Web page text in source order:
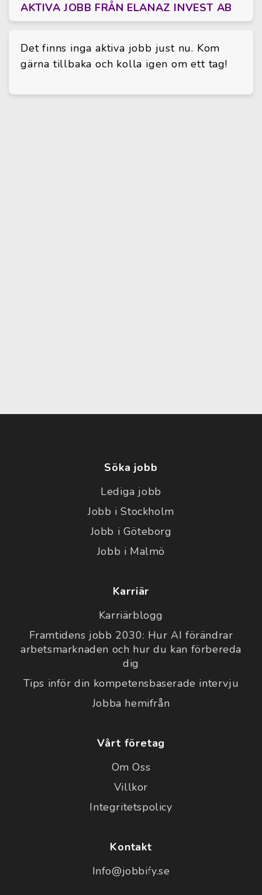
AKTIVA JOBB FRÅN ELANAZ INVEST AB
Det finns inga aktiva jobb just nu. Kom
gärna tillbaka och kolla igen om ett tag!
Söka jobb
Lediga jobb
Jobb i Stockholm
Jobb i Göteborg
Jobb i Malmö
Karriär
Karriärblogg
Framtidens jobb 2030: Hur AI förändrar
arbetsmarknaden och hur du kan förbereda
dig
Tips inför din kompetensbaserade intervju
Jobba hemifrån
Vårt företag
Om Oss
Villkor
Integritetspolicy
Kontakt
Info@jobbify.se